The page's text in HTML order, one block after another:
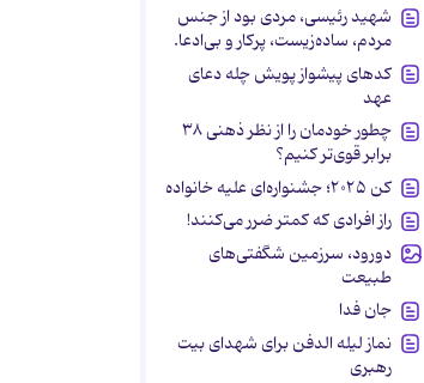
شهید رئیسی، مردی بود از جنس
مردم، ساده‌زیست، پرکار و بی‌ادعا.
کدهای پیشواز پویش چله دعای
عهد
چطور خودمان را از نظر ذهنی ۳۸
برابر قوی‌تر کنیم؟
کن ۲۰۲۵؛ جشنواره‌ای علیه خانواده
راز افرادی که کمتر ضرر می‌کنند!
دورود، سرزمین شگفتی‌های
طبیعت
جان فدا
نماز لیله الدفن برای شهدای بیت
رهبری